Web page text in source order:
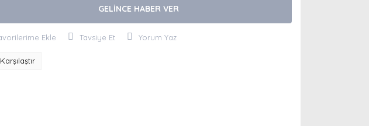
GELİNCE HABER VER
Tavsiye Et Yorum Yaz
Karşılaştır